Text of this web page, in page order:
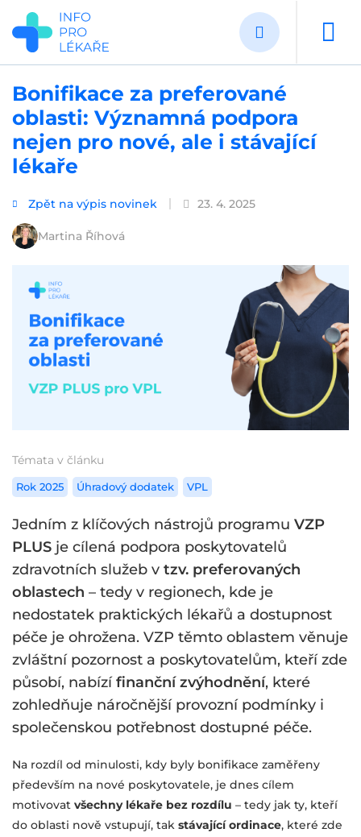
Přejít
hlavnímu
obsahu
Bonifikace za preferované
oblasti: Významná podpora
nejen pro nové, ale i stávající
lékaře
Zpět na výpis novinek 23. 4. 2025
Martina Říhová
Témata v článku
Rok 2025 Úhradový dodatek VPL
Jedním z klíčových nástrojů programu VZP
PLUS je cílená podpora poskytovatelů
zdravotních služeb v tzv. preferovaných
oblastech – tedy v regionech, kde je
nedostatek praktických lékařů a dostupnost
péče je ohrožena. VZP těmto oblastem věnuje
zvláštní pozornost a poskytovatelům, kteří zde
působí, nabízífinanční zvýhodnění, které
zohledňuje náročnější provozní podmínky i
společenskou potřebnost dostupné péče.
Na rozdíl od minulosti, kdy byly bonifikace zaměřeny
především na nové poskytovatele, je dnes cílem
motivovat všechny lékaře bez rozdílu – tedy jak ty, kteří
do oblasti nově vstupují, tak stávající ordinace, které zde